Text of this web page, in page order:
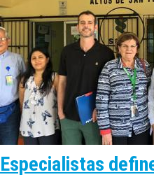
Especialistas